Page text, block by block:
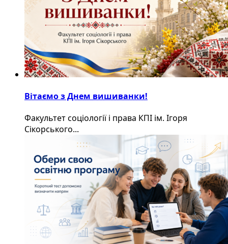
Вітаємо з Днем вишиванки!
Факультет соціології і права КПІ ім. Ігоря
Сікорського...